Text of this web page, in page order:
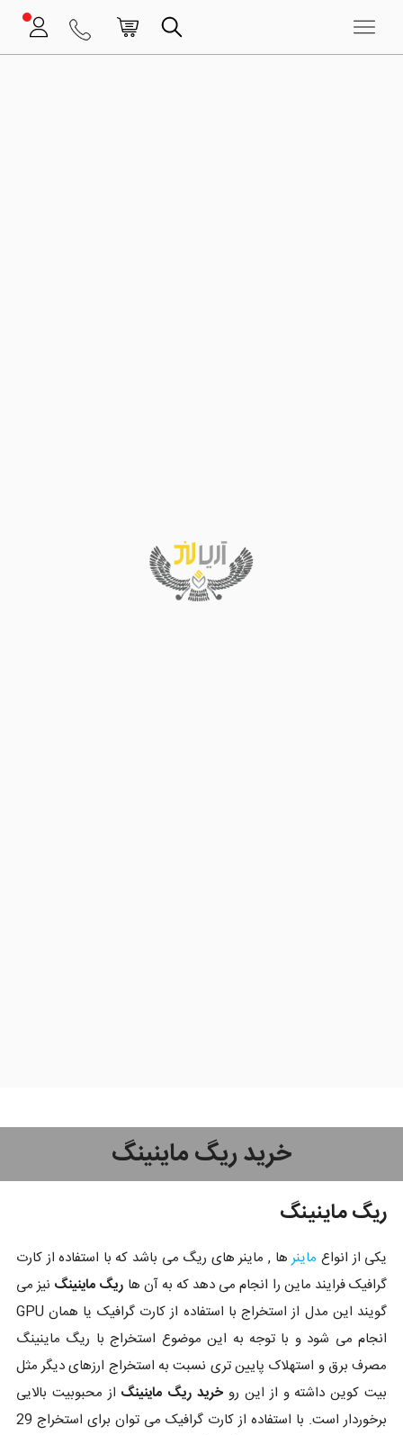
خرید ریگ ماینینگ
ریگ ماینینگ
یکی از انواع ماینرها , ماینر های ریگ می باشد که با استفاده از کارت
گرافیک فرایند ماین را انجام می دهد که به آن ها ریگ ماینینگ نیز می
گویند این مدل از استخراج با استفاده از کارت گرافیک یا همان GPU
انجام می شود و با توجه به این موضوع استخراج با ریگ ماینینگ
مصرف برق و استهلاک پایین تری نسبت به استخراج ارزهای دیگر مثل
بیت کوین داشته و از این رو خرید ریگ ماینینگ از محبوبیت بالایی
برخوردار است. با استفاده از کارت گرافیک می توان برای استخراج 29